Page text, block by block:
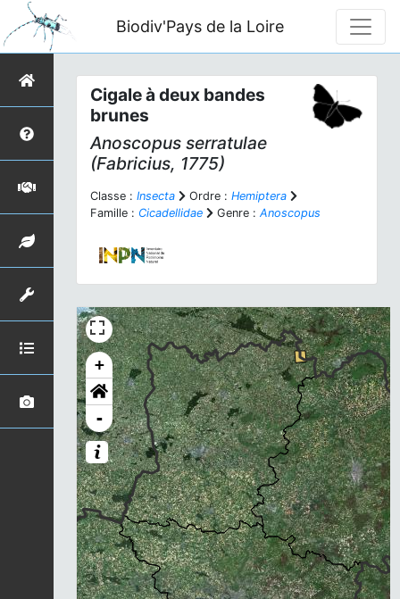
Biodiv'Pays de la Loire
Cigale à deux bandes
brunes
Anoscopus serratulae
(Fabricius, 1775)
Classe : Insecta Ordre : Hemiptera
Famille : Cicadellidae Genre : Anoscopus
+
-